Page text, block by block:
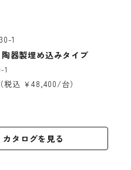
1
器製埋め込みタイプ
1
込 ￥48,400/台）
カタログを見る